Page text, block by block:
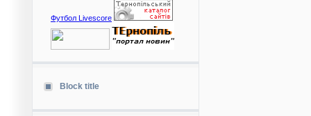
Футбол Livescore
Block title